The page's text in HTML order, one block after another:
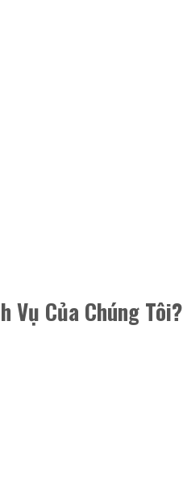
Vụ Của Chúng Tôi?